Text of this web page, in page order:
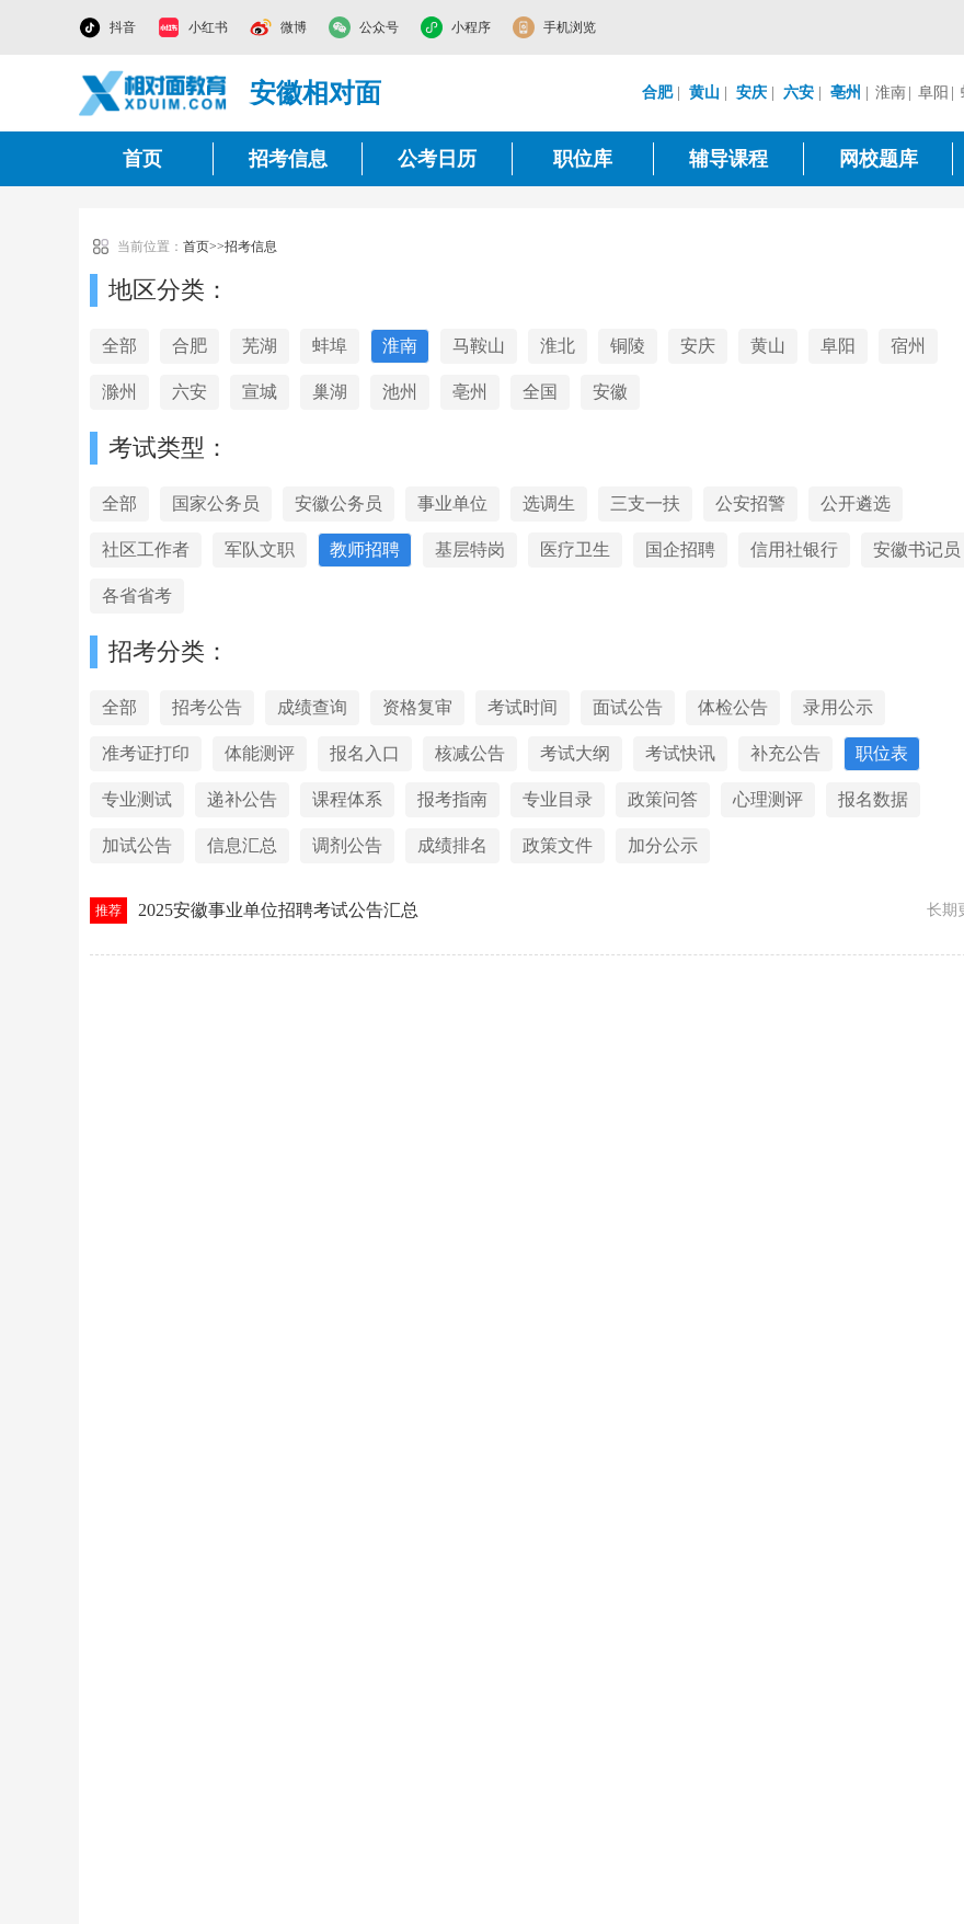
抖音 小红书 微博 公众号 小程序 手机浏览
安徽相对面 合肥 黄山 安庆 六安 亳州 淮南 阜阳
首页 招考信息 公考日历 职位库 辅导课程 网校题库
当前位置： 首页>>招考信息
地区分类：
全部 合肥 芜湖 蚌埠 淮南 马鞍山 淮北 铜陵 安庆 黄山 阜阳 宿州
滁州 六安 宣城 巢湖 池州 亳州 全国 安徽
考试类型：
全部 国家公务员 安徽公务员 事业单位 选调生 三支一扶 公安招警 公开遴选
社区工作者 军队文职 教师招聘 基层特岗 医疗卫生 国企招聘 信用社银行 安徽书记员
各省省考
招考分类：
全部 招考公告 成绩查询 资格复审 考试时间 面试公告 体检公告 录用公示
准考证打印 体能测评 报名入口 核减公告 考试大纲 考试快讯 补充公告 职位表
专业测试 递补公告 课程体系 报考指南 专业目录 政策问答 心理测评 报名数据
加试公告 信息汇总 调剂公告 成绩排名 政策文件 加分公示
推荐 2025安徽事业单位招聘考试公告汇总 长期